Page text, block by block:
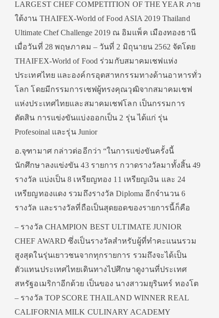
LARGEST CHEF COMPETITION OF THE YEAR ภาย
ใต้งาน THAIFEX-World of Food ASIA 2019 Thailand
Ultimate Chef Challenge 2019 ณ อิมแพ็ค เมืองทองธานี
เมื่อวันที่ 28 พฤษภาคม – วันที่ 2 มิถุนายน 2562 จัดโดย
THAIFEX-World of Food ร่วมกับสมาคมเชฟแห่ง
ประเทศไทย และองค์กรอุตสาหกรรมทางด้านอาหารทั่ว
โลก โดยมีกรรมการเชฟผู้ทรงคุณวุฒิจากสมาคมเชฟ
แห่งประเทศไทยและสมาคมเชฟโลก เป็นกรรมการ
ตัดสิน การแข่งขันแบ่งออกเป็น 2 รุ่น ได้แก่ รุ่น
Profesoinal และรุ่น Junior
อ.จุฑามาศ กล่าวต่ออีกว่า “ในการแข่งขันครั้งนี้
นักศึกษาลงแข่งขัน 43 รายการ กวาดรางวัลมาทั้งสิ้น 49
รางวัล แบ่งเป็น 8 เหรียญทอง 11 เหรียญเงิน และ 24
เหรียญทองแดง รวมถึงรางวัล Diploma อีกจำนวน 6
รางวัล และรางวัลที่ถือเป็นสุดยอดของรายการนี้ก็คือ
– รางวัล CHAMPION BEST ULTIMATE JUNIOR
CHEF AWARD ซึ่งเป็นรางวัลสำหรับผู้ที่ทำคะแนนรวม
สูงสุดในรุ่นเยาวชนจากทุกรายการ รวมถึงจะได้เป็น
ตัวแทนประเทศไทยเดินทางไปศึกษาดูงานที่ประเทศ
สหรัฐอเมริกาอีกด้วย เป็นของ นางสาวมยุรินทร์ ทองโต
– รางวัล TOP SCORE THAILAND WINNER REAL
CALIFORNIA MILK CULINARY ACADEMY